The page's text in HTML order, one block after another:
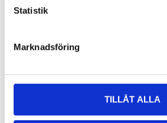
Statistik
Marknadsföring
TILLÅT ALLA
Other customers